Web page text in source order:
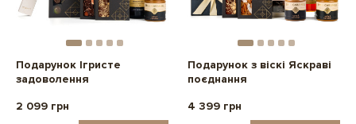
Подарунок Ігристе
задоволення
2 099 грн
Подарунок з віскі Яскраві
поєднання
4 399 грн